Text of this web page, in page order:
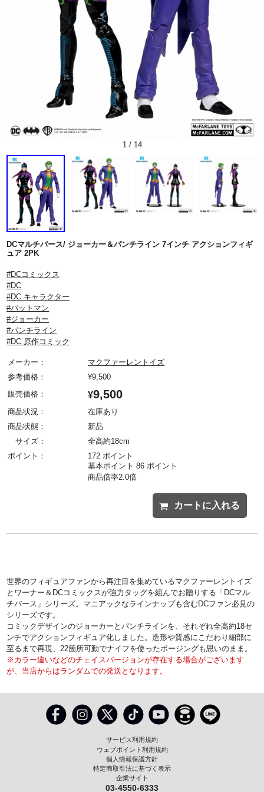
1/ 14
DCマルチバース/ ジョーカー＆パンチライン 7インチ アクションフィギ
ュア 2PK
#DCコミックス
#DC
#DC キャラクター
#バットマン
#ジョーカー
#パンチライン
#DC 原作コミック
メーカー：
マクファーレントイズ
参考価格：
¥9,500
販売価格：
¥9,500
商品状況：
在庫あり
商品状態：
新品
サイズ：
全高約18cm
ポイント：
172 ポイント
基本ポイント 86 ポイント
商品倍率2.0倍
カートに入れる
世界のフィギュアファンから再注目を集めているマクファーレントイズ
とワーナー＆DCコミックスが強力タッグを組んでお贈りする「DCマル
チバース」シリーズ。マニアックなラインナップも含むDCファン必見の
シリーズです。
コミックデザインのジョーカーとパンチラインを、それぞれ全高約18セ
ンチでアクションフィギュア化しました。造形や質感にこだわり細部に
至るまで再現、22箇所可動でナイフを使ったポージングも思いのまま。
※カラー違いなどのチェイスバージョンが存在する場合がございます
が、当店からはランダムでの発送となります。
サービス利用規約
ウェブポイント利用規約
個人情報保護方針
特定商取引法に基づく表示
企業サイト
03-4550-6333